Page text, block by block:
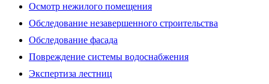
Осмотр нежилого помещения
Обследование незавершенного строительства
Обследование фасада
Повреждение системы водоснабжения
Экспертиза лестниц